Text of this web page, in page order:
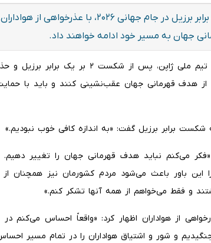
کاپیتان تیم ملی ژاپن پس از حذف برابر برزیل در جام جهانی ۲۰۲۶،
جهان به مسیر خود ادامه خواهند داد.
به گزارش ایلنا، ریتسو دوان، کاپیتان تیم ملی ژاپن، پس
از هدف قهرمانی جهان عقب‌نشینی کنند و باید با
شکست برابر برزیل گفت: «به اندازه کافی خوب نبودیم.»
«فکر می‌کنم نباید هدف قهرمانی جهان را تغییر دهیم.
این باور باعث می‌شود مردم کشورمان نیز همچنان
و فقط می‌خواهم از همه آنها تشکر کنم.»
از هواداران اظهار کرد: «واقعاً احساس می‌کنم
و شور و اشتیاق هواداران را در تمام مسیر